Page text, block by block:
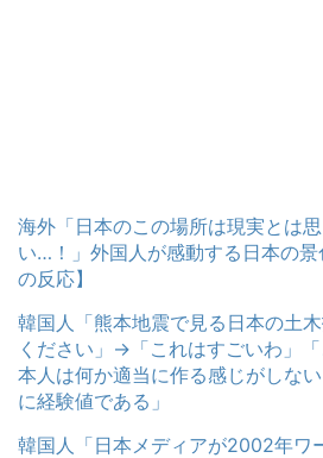
海外「日本のこの場所は現実とは
い…！」外国人が感動する日本の
の反応】
韓国人「熊本地震で見る日本の土
ください」→「これはすごいわ」
本人は何か適当に作る感じがしな
に経験値である」
韓国人「日本メディアが2002年ワ